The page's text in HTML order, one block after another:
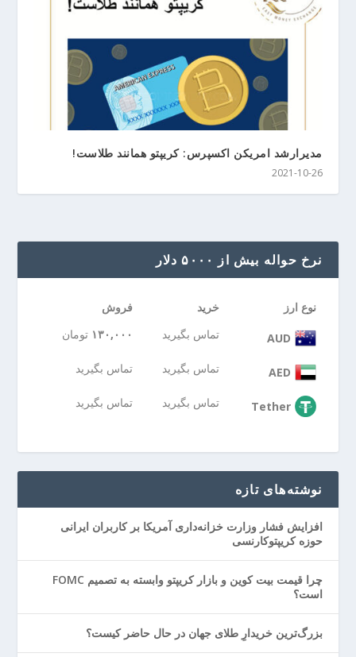
مدیرارشد امریکن اکسپرس: کریپتو همانند طلاست!
2021-10-26
نرخ حواله بیش از ۵۰۰۰ دلار
نوع ارز خرید فروش
AUD تماس بگیرید ۱۳۰,۰۰۰ تومان
AED تماس بگیرید تماس بگیرید
Tether تماس بگیرید تماس بگیرید
نوشته‌های تازه
افزایش فشار وزارت خزانه‌داری آمریکا بر کاربران ایرانی
حوزه کریپتوکارنسی
چرا قیمت بیت کوین و بازار کریپتو وابسته به تصمیم FOMC
است؟
بزرگ‌ترین خریدارِ طلای جهان در حال حاضر کیست؟